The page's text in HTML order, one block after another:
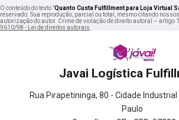
O conteúdo do texto "Quanto Custa Fulfillment para Loja Virtual
reservado. Sua reprodução, parcial ou total, mesmo citando
autorização do autor. Crime de violação de direito autoral – artigo
9610/98 - Lei de direitos autorais.
Javai Logística
Rua Pirapetininga, 80 - Cidade
Paulo